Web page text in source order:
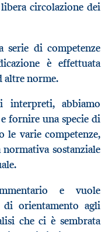
circolazione dei
serie di competenze
è effettuata
altre norme.
interpreti, abbiamo
fornire una specie di
le varie competenze,
sostanziale
e vuole
di orientamento agli
che ci è sembrata